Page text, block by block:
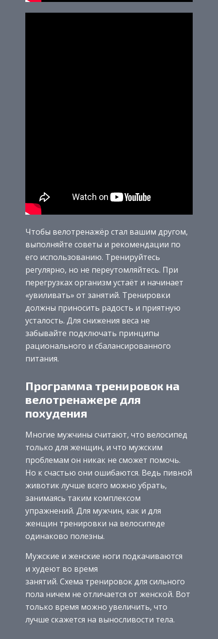
Чтобы велотренажёр стал вашим другом,
выполняйте советы и рекомендации по
его использованию. Тренируйтесь
регулярно, но не переутомляйтесь. При
перегрузках организм устаёт и начинает
«увиливать» от занятий. Тренировки
должны приносить радость и приятную
усталость. Для снижения веса не
забывайте подключать принципы
рационального и сбалансированного
питания.
Программа тренировок на
велотренажере для
похудения
Многие мужчины считают, что велосипед
только для женщин, и что мужским
проблемам он никак не сможет помочь.
Но к счастью они ошибаются. Ведь пивной
животик лучше всего можно убрать,
занимаясь таким комплексом
упражнений. Для мужчин, как и для
женщин тренировки на велосипеде
одинаково полезны.
Мужские и женские ноги подкачиваются
и худеют во время
занятий. Схема тренировок для сильного
пола ничем не отличается от женской. Вот
только время можно увеличить, что
лучше скажется на выносливости тела.